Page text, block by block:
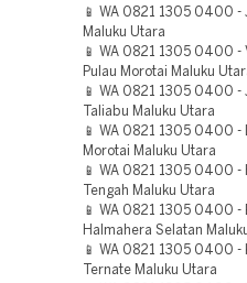
📱 WA 0821 1305 0400 -
Maluku Utara
📱 WA 0821 1305 0400
Pulau Morotai Maluku
📱 WA 0821 1305 0400 -
Taliabu Maluku Utara
📱 WA 0821 1305 0400 -
Morotai Maluku Utara
📱 WA 0821 1305 0400 -
Tengah Maluku Utara
📱 WA 0821 1305 0400 -
Halmahera Selatan
📱 WA 0821 1305 0400 -
Ternate Maluku Utara